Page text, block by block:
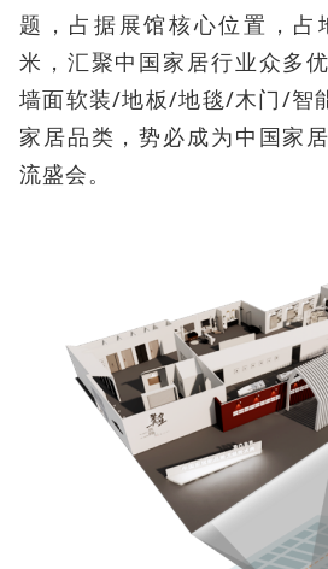
题，占据展馆核心位置，占
米，汇聚中国家居行业众多
墙面软装/地板/地毯/木门/智
家居品类，势必成为中国家
流盛会。